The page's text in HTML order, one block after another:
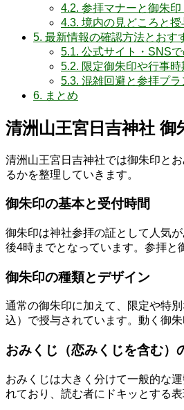
4.2. 参拝マナーと御朱印
4.3. 境内の見どころと
5. 最新情報の確認方法とおす
5.1. 公式サイト・SNS
5.2. 限定御朱印や行事
5.3. 混雑回避と参拝プ
6. まとめ
清洲山王宮日吉神社
清洲山王宮日吉神社では御朱印と
るかを整理していきます。
御朱印の基本と受付時間
御朱印は神社参拝の証として人気
後4時までとなっています。参拝と
御朱印の種類とデザイン
通常の御朱印に加えて、限定や特
込）で授与されています。動く御
おみくじ（恋みくじを含む）
おみくじは大きく分けて一般的な
れており、読む者にドキッとする